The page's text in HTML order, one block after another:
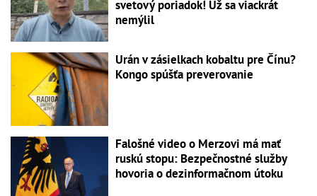
svetový poriadok! Už sa viackrát
nemýlil
Urán v zásielkach kobaltu pre Čínu?
Kongo spúšťa preverovanie
Falošné video o Merzovi má mať
ruskú stopu: Bezpečnostné služby
hovoria o dezinformačnom útoku